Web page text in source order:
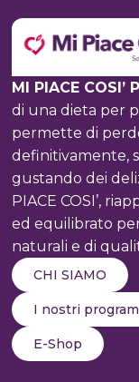
MI PIACE COSI’
di una dieta per
permette di
definitivamente,
gustando dei
PIACE COSI’,
ed equilibrato
naturali e di
CHI SIAMO
I nostri
E-Shop